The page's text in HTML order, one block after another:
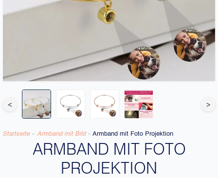
< >
Startseite » Armband mit Bild​ » Armband mit Foto Projektion
ARMBAND MIT FOTO
PROJEKTION